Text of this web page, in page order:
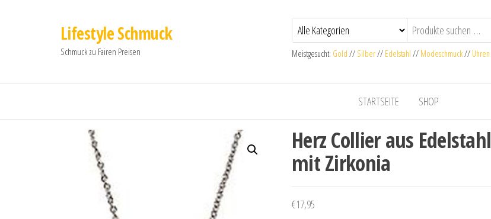
Lifestyle Schmuck
Schmuck zu Fairen Preisen Meistgesucht: Gold // Silber// Edelstahl // Modeschmuck// Uhren
STARTSEITE SHOP
Herz Collier aus Edelstahl
mit Zirkonia
€17,95